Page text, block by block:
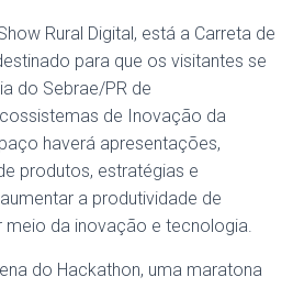
Rural Digital, está a Carreta de
para que os visitantes se
do Sebrae/PR de
de Inovação da
haverá apresentações,
produtos, estratégias e
a produtividade de
da inovação e tecnologia.
do Hackathon, uma maratona